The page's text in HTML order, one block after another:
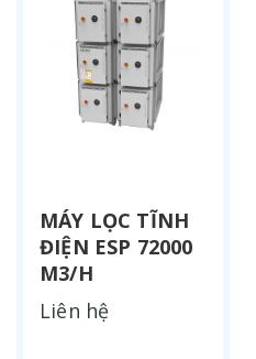
MÁY LỌC TĨNH
ĐIỆN ESP 72000
M3/H
Liên hệ